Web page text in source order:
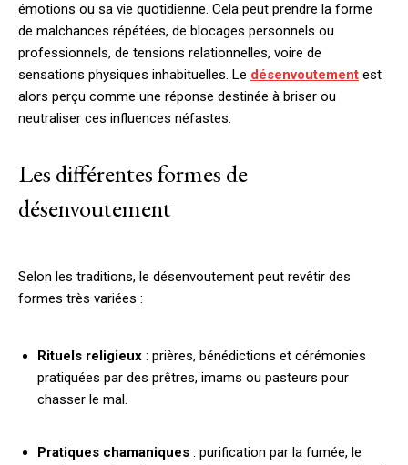
émotions ou sa vie quotidienne. Cela peut prendre la forme
de malchances répétées, de blocages personnels ou
professionnels, de tensions relationnelles, voire de
sensations physiques inhabituelles. Le désenvoutement est
alors perçu comme une réponse destinée à briser ou
neutraliser ces influences néfastes.
Les différentes formes de
désenvoutement
Selon les traditions, le désenvoutement peut revêtir des
formes très variées :
Rituels religieux : prières, bénédictions et cérémonies
pratiquées par des prêtres, imams ou pasteurs pour
chasser le mal.
Pratiques chamaniques : purification par la fumée, le